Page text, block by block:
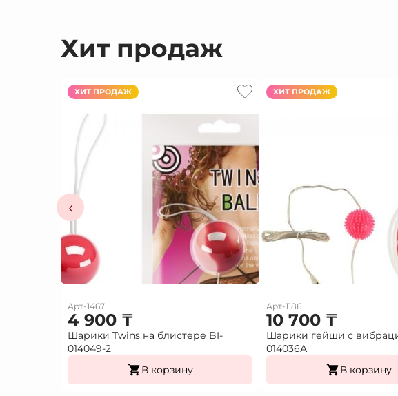
Хит продаж
‹
ХИТ ПРОДАЖ
Арт-1467
4 900 ₸
Шарики Twins на блистере BI-
014049-2
В корзину
ХИТ ПРОДАЖ
Арт-1186
10 700 ₸
Шарики гейши с
014036А
В корзину